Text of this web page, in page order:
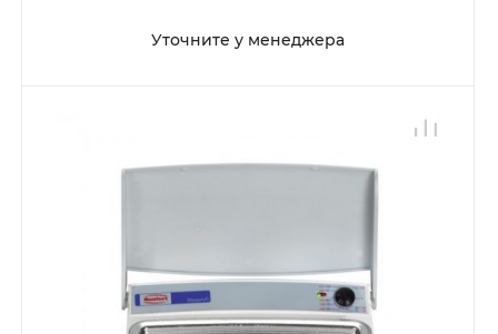
Уточните у менеджера